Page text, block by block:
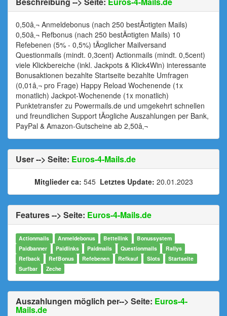
0,50â‚¬ Anmeldebonus (nach 250 bestÃ¤tigten Mails)
0,50â‚¬ Refbonus (nach 250 bestÃ¤tigten Mails) 10
Refebenen (5% - 0,5%) tÃ¤glicher Mailversand
Questionmails (mindt. 0,3cent) Actionmails (mindt. 0,5cent)
viele Klickbereiche (inkl. Jackpots & Klick4Win) interessante
Bonusaktionen bezahlte Startseite bezahlte Umfragen
(0,01â‚¬ pro Frage) Happy Reload Wochenende (1x
monatlich) Jackpot-Wochenende (1x monatlich)
Punktetransfer zu Powermails.de und umgekehrt schnellen
und freundlichen Support tÃ¤gliche Auszahlungen per Bank,
PayPal & Amazon-Gutscheine ab 2,50â‚¬
User --> Seite: Euros-4-Mails.de
Mitglieder ca: 545 Letztes Update: 20.01.2023
Features --> Seite: Euros-4-Mails.de
Actionmails Anmeldebonus Bettellink
Bonussystem
Paidbanner
Paidlinks Paidmails Questionmails
Rallys
Refback
RefBonus Refebenen Refkauf Slots
Startseite
Surfbar
Zeche
Auszahlungen möglich per--> Seite: Euros-4-
Mails.de